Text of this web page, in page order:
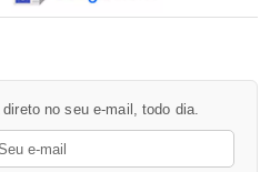
direto no seu e-mail, todo dia.